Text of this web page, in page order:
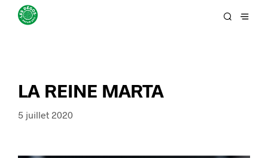
LA REINE MARTA
5 juillet 2020